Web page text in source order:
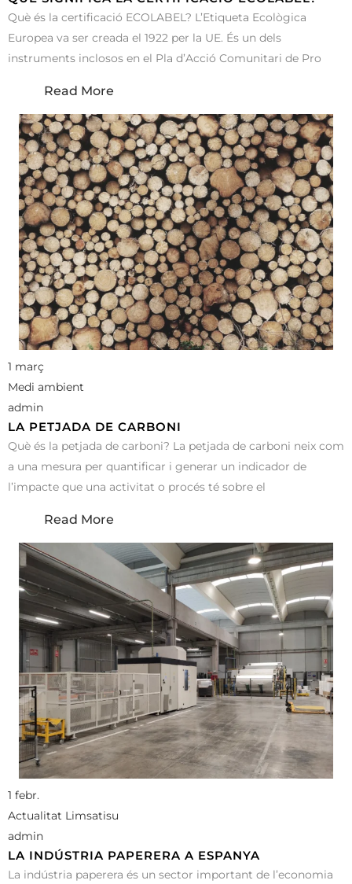
Què és la certificació ECOLABEL? L’Etiqueta Ecològica
Europea va ser creada el 1922 per la UE. És un dels
instruments inclosos en el Pla d’Acció Comunitari de Pro
Read More
1 març
Medi ambient
admin
LA PETJADA DE CARBONI
Què és la petjada de carboni? La petjada de carboni neix com
a una mesura per quantificar i generar un indicador de
l’impacte que una activitat o procés té sobre el
Read More
1 febr.
Actualitat Limsatisu
admin
LA INDÚSTRIA PAPERERA A ESPANYA
La indústria paperera és un sector important de l’economia